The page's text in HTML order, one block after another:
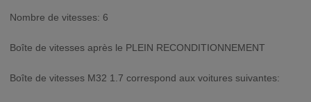
Nombre de vitesses: 6
Boîte de vitesses après le PLEIN RECONDITIONNEMENT
Boîte de vitesses M32 1.7 correspond aux voitures suivantes: